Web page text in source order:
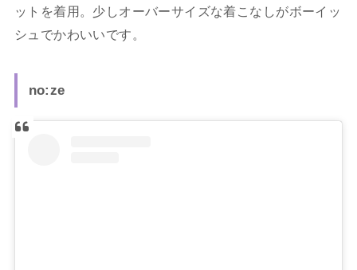
ットを着用。少しオーバーサイズな着こなしがボーイッ
シュでかわいいです。
no:ze